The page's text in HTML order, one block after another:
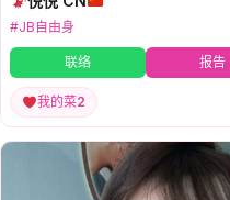
#JB自由身
联络 报告
我的菜2